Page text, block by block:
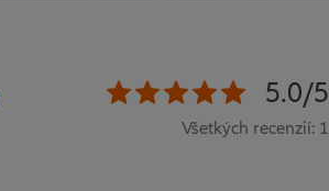
5.0/5
Všetkých recenzií: 1